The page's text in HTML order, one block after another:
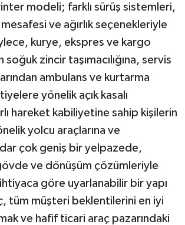
modeli; farklı sürüş sistemleri,
ve ağırlık seçenekleriyle
kurye, ekspres ve kargo
zincir taşımacılığına, servis
ambulans ve kurtarma
yönelik açık kasalı
hareket kabiliyetine sahip kişilerin
yolcu araçlarına ve
çok geniş bir yelpazede,
ve dönüşüm çözümleriyle
göre uyarlanabilir bir yapı
tüm müşteri beklentilerini en iyi
ve hafif ticari araç pazarındaki